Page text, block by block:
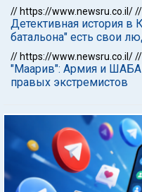
// https://www.newsru.co.il///
Детективная история в
батальона" есть свои
// https://www.newsru.co.il///
"Маарив": Армия и
правых экстремистов